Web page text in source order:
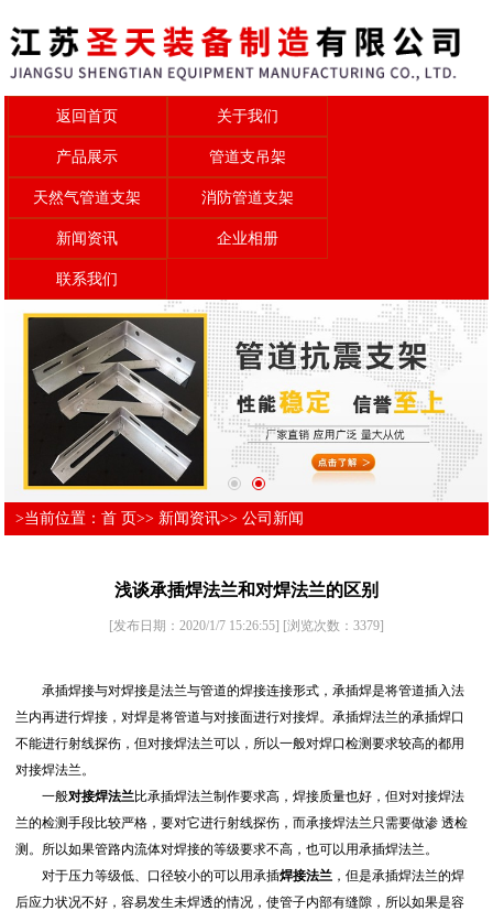
返回首页 关于我们
产品展示 管道支吊架
天然气管道支架 消防管道支架
新闻资讯 企业相册
联系我们
>当前位置：首 页>> 新闻资讯>>公司新闻
浅谈承插焊法兰和对焊法兰的区别
[发布日期：2020/1/7 15:26:55] [浏览次数： 3379]
承插焊接与对焊接是法兰与管道的焊接连接形式，承插焊是将管道插入法
兰内再进行焊接，对焊是将管道与对接面进行对接焊。承插焊法兰的承插焊口
不能进行射线探伤，但对接焊法兰可以，所以一般对焊口检测要求较高的都用
对接焊法兰。
一般对接焊法兰比承插焊法兰制作要求高，焊接质量也好，但对对接焊法
兰的检测手段比较严格，要对它进行射线探伤，而承接焊法兰只需要做渗 透检
测。所以如果管路内流体对焊接的等级要求不高，也可以用承插焊法兰。
对于压力等级低、口径较小的可以用承插焊接法兰 ，但是承插焊法兰的焊
后应力状况不好，容易发生未焊透的情况，使管子内部有缝隙，所以如果是容